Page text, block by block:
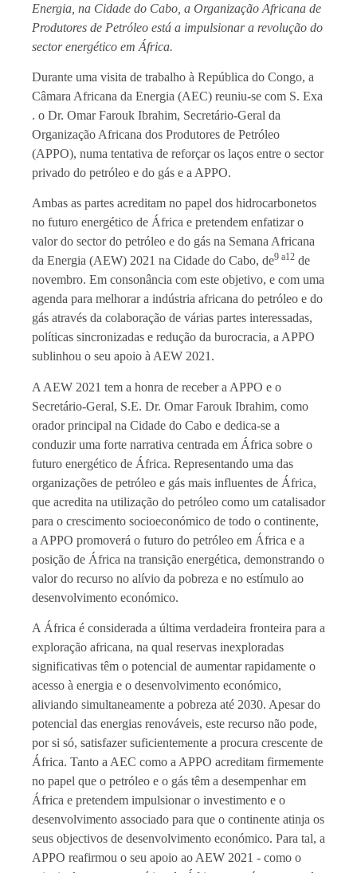
Energia, na Cidade do Cabo, a Organização Africana de
Produtores de Petróleo está a impulsionar a revolução do
sector energético em África.
Durante uma visita de trabalho à República do Congo, a
Câmara Africana da Energia (AEC) reuniu-se com S. Exa
. o Dr. Omar Farouk Ibrahim, Secretário-Geral da
Organização Africana dos Produtores de Petróleo
(APPO), numa tentativa de reforçar os laços entre o sector
privado do petróleo e do gás e a APPO.
Ambas as partes acreditam no papel dos hidrocarbonetos
no futuro energético de África e pretendem enfatizar o
valor do sector do petróleo e do gás na Semana Africana
da Energia (AEW) 2021 na Cidade do Cabo, de9 a12 de
novembro. Em consonância com este objetivo, e com uma
agenda para melhorar a indústria africana do petróleo e do
gás através da colaboração de várias partes interessadas,
políticas sincronizadas e redução da burocracia, a APPO
sublinhou o seu apoio à AEW 2021.
A AEW 2021 tem a honra de receber a APPO e o
Secretário-Geral, S.E. Dr. Omar Farouk Ibrahim, como
orador principal na Cidade do Cabo e dedica-se a
conduzir uma forte narrativa centrada em África sobre o
futuro energético de África. Representando uma das
organizações de petróleo e gás mais influentes de África,
que acredita na utilização do petróleo como um catalisador
para o crescimento socioeconómico de todo o continente,
a APPO promoverá o futuro do petróleo em África e a
posição de África na transição energética, demonstrando o
valor do recurso no alívio da pobreza e no estímulo ao
desenvolvimento económico.
A África é considerada a última verdadeira fronteira para a
exploração africana, na qual reservas inexploradas
significativas têm o potencial de aumentar rapidamente o
acesso à energia e o desenvolvimento económico,
aliviando simultaneamente a pobreza até 2030. Apesar do
potencial das energias renováveis, este recurso não pode,
por si só, satisfazer suficientemente a procura crescente de
África. Tanto a AEC como a APPO acreditam firmemente
no papel que o petróleo e o gás têm a desempenhar em
África e pretendem impulsionar o investimento e o
desenvolvimento associado para que o continente atinja os
seus objectivos de desenvolvimento económico. Para tal, a
APPO reafirmou o seu apoio ao AEW 2021 - como o